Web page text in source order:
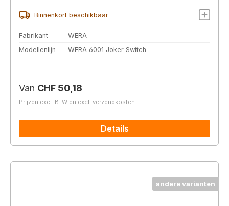
Binnenkort beschikbaar
Fabrikant
WERA
Modellenlijn
WERA 6001 Joker Switch
Normale prijs:
Van CHF 50,18
Prijzen excl. BTW en excl. verzendkosten
Details
andere varianten